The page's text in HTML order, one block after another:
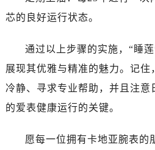
芯的良好运行状态。
通过以上步骤的实施，“睡
展现其优雅与精准的魅力。记住
冷静、寻求专业帮助，并且注意
的爱表健康运行的关键。
愿每一位拥有卡地亚腕表的